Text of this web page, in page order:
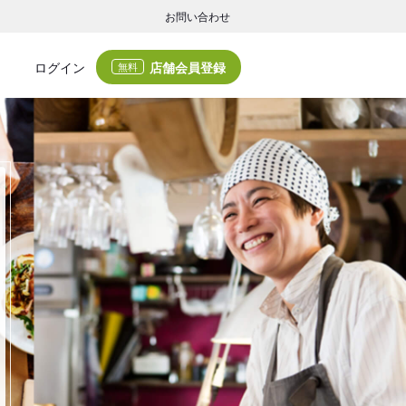
お問い合わせ
ログイン 無料 店舗会員登録
集客・業務支援
グの集客サービスと業務支援サービスで店舗経営の課題解決を支援します。